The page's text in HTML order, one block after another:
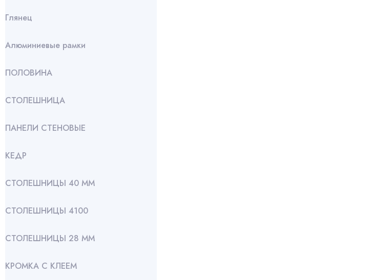
Глянец
Алюминиевые рамки
ПОЛОВИНА
СТОЛЕШНИЦА
ПАНЕЛИ СТЕНОВЫЕ
КЕДР
СТОЛЕШНИЦЫ 40 ММ
СТОЛЕШНИЦЫ 4100
СТОЛЕШНИЦЫ 28 ММ
КРОМКА С КЛЕЕМ